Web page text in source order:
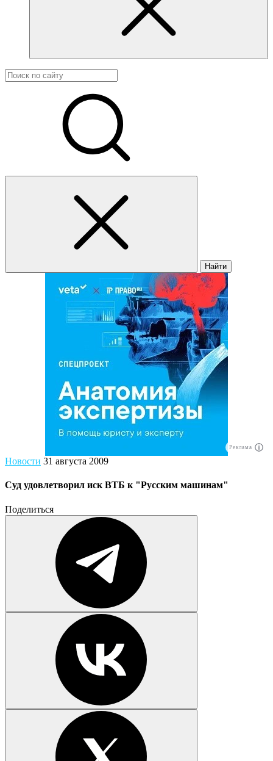
Найти
Реклама
Новости 31 августа 2009
Суд удовлетворил иск ВТБ к "Русским машинам"
Поделиться